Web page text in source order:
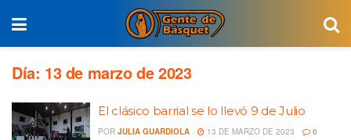
Día: 13 de marzo de 2023
El clásico barrial se lo llevó 9 de Julio
POR JULIA GUARDIOLA 13 DE MARZO DE 2023 0